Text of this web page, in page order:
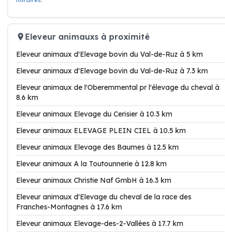
Eleveur animauxs à proximité
Eleveur animaux d'Elevage bovin du Val-de-Ruz à 5 km
Eleveur animaux d'Elevage bovin du Val-de-Ruz à 7.3 km
Eleveur animaux de l'Oberemmental pr l'élevage du cheval à
8.6 km
Eleveur animaux Elevage du Cerisier à 10.3 km
Eleveur animaux ELEVAGE PLEIN CIEL à 10.5 km
Eleveur animaux Elevage des Baumes à 12.5 km
Eleveur animaux A la Toutounnerie à 12.8 km
Eleveur animaux Christie Naf GmbH à 16.3 km
Eleveur animaux d'Elevage du cheval de la race des
Franches-Montagnes à 17.6 km
Eleveur animaux Elevage-des-2-Vallées à 17.7 km